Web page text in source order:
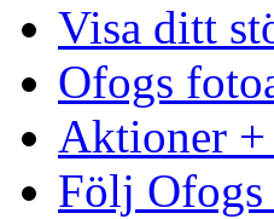
Visa ditt
Ofogs
Aktioner
Följ Ofogs